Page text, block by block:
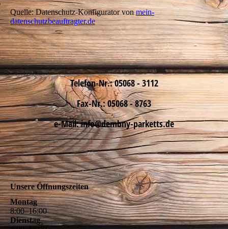
Quelle: Datenschutz-Konfigurator vonmein-
datenschutzbeauftragter.de
Telefon-Nr.: 05068 - 3112
Fax-Nr.: 05068 - 8763
e-Mail: info@dembny-parketts.de
Unsere Öffnungszeiten
Montag
8:00–16:00
Dienstag